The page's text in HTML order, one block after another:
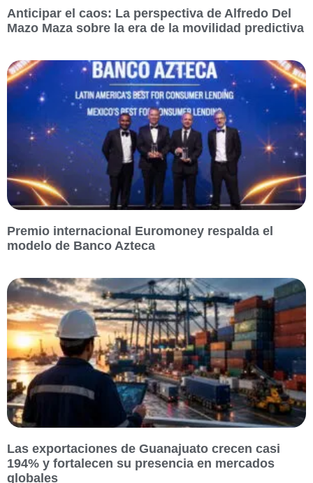
Anticipar el caos: La perspectiva de Alfredo Del
Mazo Maza sobre la era de la movilidad predictiva
Premio internacional Euromoney respalda el
modelo de Banco Azteca
Las exportaciones de Guanajuato crecen casi
194% y fortalecen su presencia en mercados
globales